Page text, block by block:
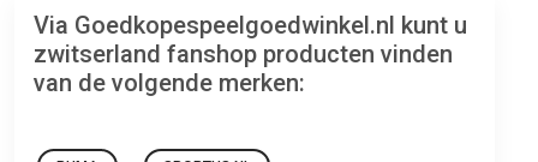
Via Goedkopespeelgoedwinkel.nl kunt u
zwitserland fanshop producten vinden
van de volgende merken: